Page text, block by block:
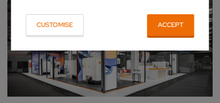
CUSTOMISE ACCEPT